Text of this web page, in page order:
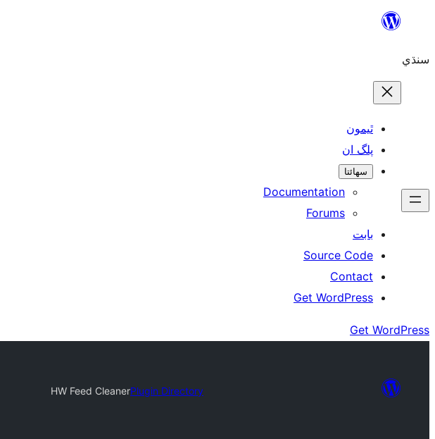
content
سنڌي
ٿيمون
پلگ ان
سھائتا
Documentation
Forums
بابت
Source Code
Contact
Get WordPress
Get WordPress
Plugin Directory
HW Feed Cleaner